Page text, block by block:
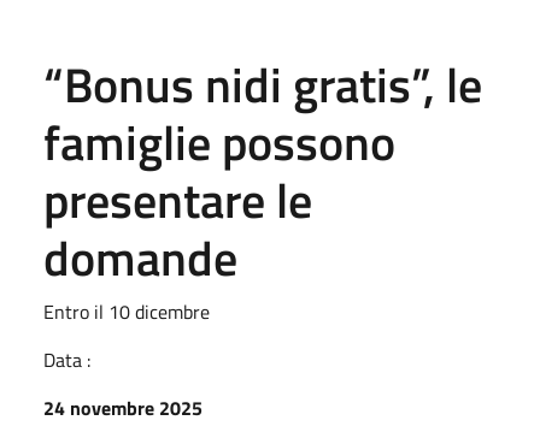
“Bonus nidi gratis”, le
famiglie possono
presentare le
domande
Entro il 10 dicembre
Data :
24 novembre 2025